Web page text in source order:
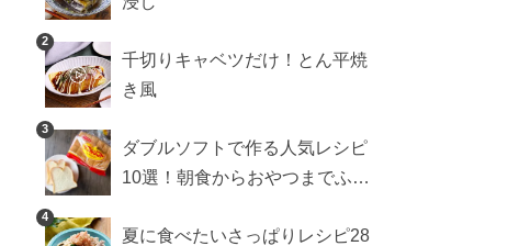
2
千切りキャベツだけ！とん平焼
き風
3
ダブルソフトで作る人気レシピ
10選！朝食からおやつまでふん
4
夏に食べたいさっぱりレシピ28